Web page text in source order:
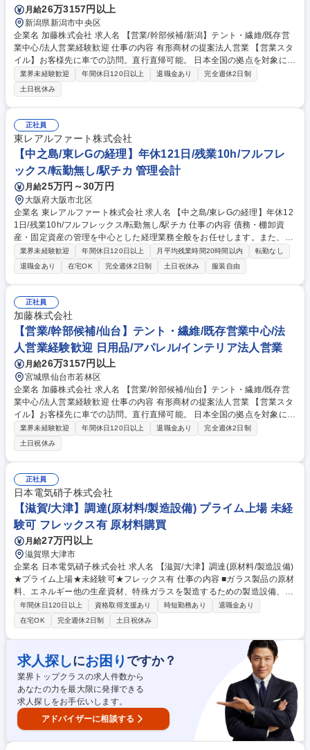
月給26万3157円以上
新潟県新潟市中央区
企業名 加藤株式会社 求人名 【営業/幹部候補/新潟】テント・繊維/既存営
業中心/法人営業経験歓迎 仕事の内容 有形商材の提案法人営業 【営業スタ
イル】お客様先に車での訪問。直行直帰可能。 日本全国の拠点を対象に
様々な経験が積めます。 【具体的には】 産業用テントやシートシャッタ
ーなど繊維製品を扱う営業職として、顧客の課題解決に向けた提案を行い
ます。既存顧客の営業からスタートし、経験を積むことで新規開拓・新商
材の営業なども可能。将来的に海外営業・弊社の中核を担う存在への登用
も期待しています。 募集職種 【営業/幹部候補/新潟】テント・繊維/既存営
業中心/法人営業経験歓迎
業界未経験歓迎 年間休日120日以上 退職金あり
完全週休2日制
土日祝休み
正社員
東レアルファート株式会社
【中之島/東レGの経理】年休121日/残業10h/フルフレ
ックス/転勤無し/駅チカ 管理会計
月給25万円～30万円
大阪府大阪市北区
企業名 東レアルファート株式会社 求人名 【中之島/東レGの経理】年休12
1日/残業10h/フルフレックス/転勤無し/駅チカ 仕事の内容 債務・棚卸資
産・固定資産の管理を中心とした経理業務全般をお任せします。また、社
内システムの窓口業務や将来的なグループ連結決算への対応など、希望や
経験により幅広く携わっていただけます。 【詳細】債務管理、固定資産・
棚卸資産管理、情報システム問い合わせ窓口など 【魅力】少数精鋭の組織
ゆえに社長との距離が非常に近く、将来的には管理部長として経営を支え
るパートナーとなることを期待しています。自分の意見が直接経営判断に
反映されるため、「自らの手で会社を動かしている」という確かな手応え
と、経営に近い視点でのキャリア形成が可能な環境です。 募集職種 【中
之島/東レGの経理】年休121日/残業10h/フルフレックス/転勤無し/駅チカ
業界未経験歓迎 年間休日120日以上 月平均残業時間20時間以内
転勤なし
退職金あり
在宅OK 完全週休2日制 土日祝休み 服装自由
正社員
加藤株式会社
【営業/幹部候補/仙台】テント・繊維/既存営業中心/法
人営業経験歓迎 日用品/アパレル/インテリア法人営業
月給26万3157円以上
宮城県仙台市若林区
企業名 加藤株式会社 求人名 【営業/幹部候補/仙台】テント・繊維/既存営
業中心/法人営業経験歓迎 仕事の内容 有形商材の提案法人営業 【営業スタ
イル】お客様先に車での訪問。直行直帰可能。 日本全国の拠点を対象に
様々な経験が積めます。 【具体的には】 産業用テントやシートシャッタ
ーなど繊維製品を扱う営業職として、顧客の課題解決に向けた提案を行い
ます。既存顧客の営業からスタートし、経験を積むことで新規開拓・新商
材の営業なども可能。将来的に海外営業・弊社の中核を担う存在への登用
も期待しています。 募集職種 【営業/幹部候補/仙台】テント・繊維/既存営
業中心/法人営業経験歓迎
業界未経験歓迎 年間休日120日以上 退職金あり
完全週休2日制
土日祝休み
正社員
日本電気硝子株式会社
【滋賀/大津】調達(原材料/製造設備) プライム上場 未経
験可 フレックス有 原材料購買
月給27万円以上
滋賀県大津市
企業名 日本電気硝子株式会社 求人名 【滋賀/大津】調達(原材料/製造設備)
★プライム上場★未経験可★フレックス有 仕事の内容 ■ガラス製品の原材
料、エネルギー他の生産資材、特殊ガラスを製造するための製造設備、環
境・ユーティリティー設備等の調達業務全般を担当いただきます。 ご経歴
やスキルにあわせていずれかの業務を幅広く担当していただきます。 【業
務内容】 ・見積先選定、見積依頼、価格査定、価格交渉、発注/契約締結
などの調達業務全般 ・納期管理、輸送手配など、発注から納品までのフォ
ローを含む工場資材業務 ・法令対応、サスティナビリティ対応（取適法や
法令改正への対応など） ・市場、市況動向調査 募集職種 【滋賀/大津】調
達(原材料/製造設備)★プライム上場★未経験可★フレックス有
年間休日120日以上 資格取得支援あり 時短勤務あり
退職金あり
在宅OK
完全週休2日制 土日祝休み
求人探しにお困り ですか？
業界トップクラスの求人件数から
あなたの力を最大限に発揮できる
求人探しをお手伝いします。
アドバイザーに相談する